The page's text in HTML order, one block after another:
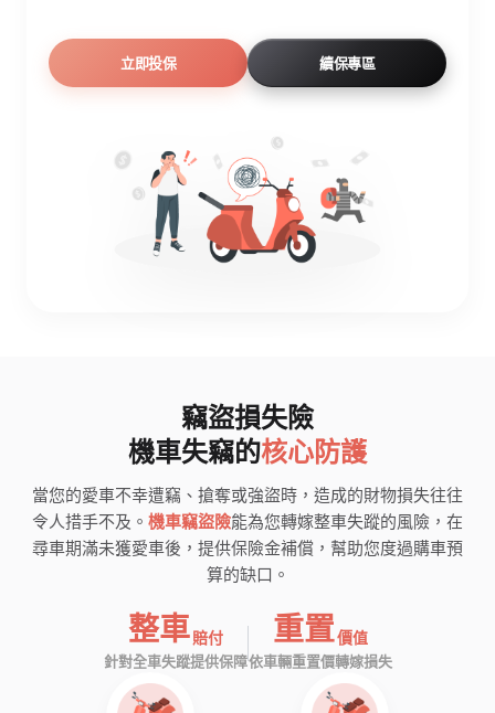
立即投保 續保專區
竊盜損失險
機車失竊的核心防護
當您的愛車不幸遭竊、搶奪或強盜時，造成的財物損失往往
令人措手不及。 機車竊盜險能為您轉嫁整車失蹤的風險，在
尋車期滿未獲愛車後，提供保險金補償，幫助您度過購車預
算的缺口。
整車 賠付
針對全車失蹤提供保障
重置價值
依車輛重置價轉嫁損失